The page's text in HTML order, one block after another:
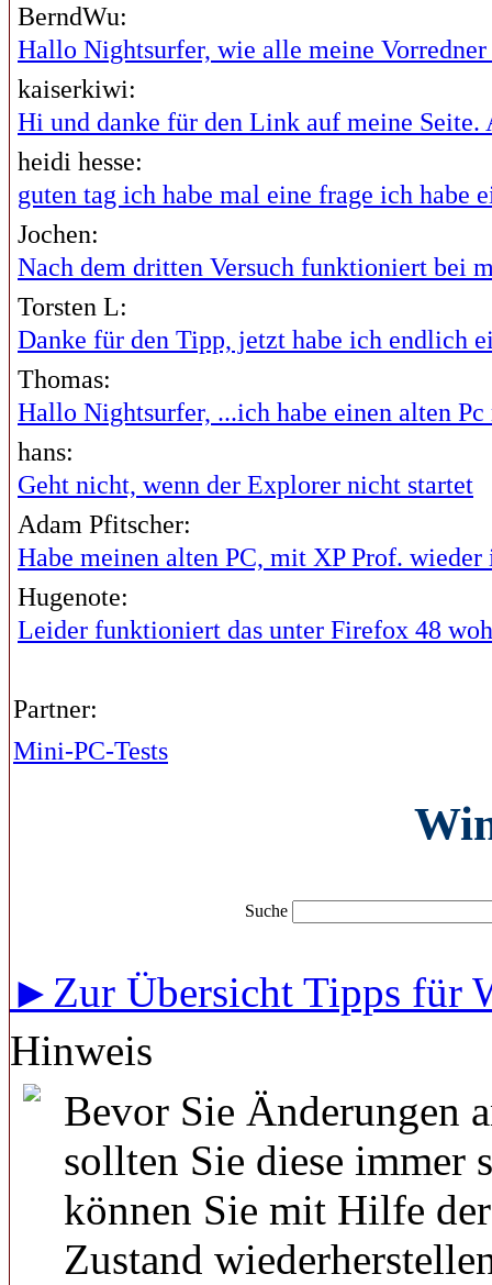
BerndWu:
Hallo Nightsurfer, wie alle meine
kaiserkiwi:
Hi und danke für den Link auf meine
heidi hesse:
guten tag ich habe mal eine frage ich habe
Jochen:
Nach dem dritten Versuch funktioniert bei
Torsten L:
Danke für den Tipp, jetzt habe ich endlich
Thomas:
Hallo Nightsurfer, ...ich habe einen alten Pc
hans:
Geht nicht, wenn der Explorer nicht startet
Adam Pfitscher:
Habe meinen alten PC, mit XP Prof. wieder
Hugenote:
Leider funktioniert das unter Firefox 48
Partner:
Mini-PC-Tests
Suche
►Zur Übersicht Tipps für
Hinweis
Bevor Sie Änderungen
sollten Sie diese immer
können Sie mit Hilfe
Zustand